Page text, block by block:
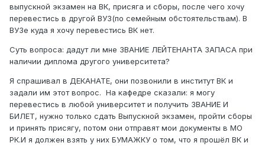
выпускной экзамен на ВК, присяга и сборы, после чего хочу
перевестись в другой ВУЗ(по семейным обстоятельствам). В
ВУЗе куда я хочу перевестись ВК нет.
Суть вопроса: дадут ли мне ЗВАНИЕ ЛЕЙТЕНАНТА ЗАПАСА при
наличии диплома другого университета?
Я спрашивал в ДЕКАНАТЕ, они позвонили в институт ВК и
задали им этот вопрос. На кафедре сказали: я могу
перевестись в любой университет и получить ЗВАНИЕ И
БИЛЕТ, нужно только сдать Выпускной экзамен, пройти сборы
и принять присягу, потом они отправят мои документы в МО
РК.И я должен взять у них БУМАЖКУ о том, что я прошёл ВК и